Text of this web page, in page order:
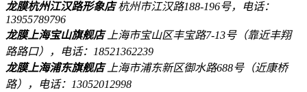
龙膜杭州江汉路形象店杭州市江汉路188-196号，电话：
13955789796
龙膜上海宝山旗舰店上海市宝山区丰宝路7-13号（靠近丰翔
路路口），电话：18521362239
龙膜上海浦东旗舰店上海市浦东新区御水路688号（近康桥
路），电话：13052012998